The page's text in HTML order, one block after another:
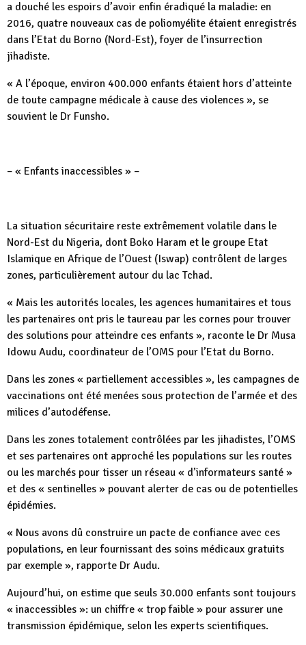
a douché les espoirs d’avoir enfin éradiqué la maladie: en
2016, quatre nouveaux cas de poliomyélite étaient enregistrés
dans l’Etat du Borno (Nord-Est), foyer de l’insurrection
jihadiste.
« A l’époque, environ 400.000 enfants étaient hors d’atteinte
de toute campagne médicale à cause des violences », se
souvient le Dr Funsho.
– « Enfants inaccessibles » –
La situation sécuritaire reste extrêmement volatile dans le
Nord-Est du Nigeria, dont Boko Haram et le groupe Etat
Islamique en Afrique de l’Ouest (Iswap) contrôlent de larges
zones, particulièrement autour du lac Tchad.
« Mais les autorités locales, les agences humanitaires et tous
les partenaires ont pris le taureau par les cornes pour trouver
des solutions pour atteindre ces enfants », raconte le Dr Musa
Idowu Audu, coordinateur de l’OMS pour l’Etat du Borno.
Dans les zones « partiellement accessibles », les campagnes de
vaccinations ont été menées sous protection de l’armée et des
milices d’autodéfense.
Dans les zones totalement contrôlées par les jihadistes, l’OMS
et ses partenaires ont approché les populations sur les routes
ou les marchés pour tisser un réseau « d’informateurs santé »
et des « sentinelles » pouvant alerter de cas ou de potentielles
épidémies.
« Nous avons dû construire un pacte de confiance avec ces
populations, en leur fournissant des soins médicaux gratuits
par exemple », rapporte Dr Audu.
Aujourd’hui, on estime que seuls 30.000 enfants sont toujours
« inaccessibles »: un chiffre « trop faible » pour assurer une
transmission épidémique, selon les experts scientifiques.